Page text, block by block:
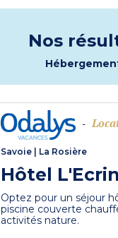
Nos
-
Savoie La Rosière
Hôtel
Optez pour un séjour
piscine couverte
activités nature.